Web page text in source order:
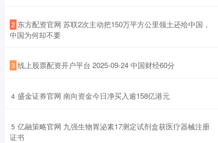
2 ​东方配资官网 苏联2次主动把150万平方公里领土还给中国，
中国为何却不要
3 ​线上股票配资开户平台 2025-09-24 中国财经60分
4 ​盛金证券官网 南向资金今日净买入逾158亿港元
5 ​亿融策略官网 九强生物胃泌素17测定试剂盒获医疗器械注册
证书